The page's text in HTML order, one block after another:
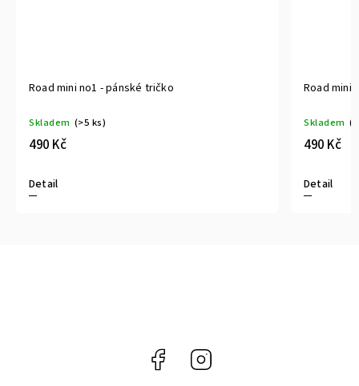
Road mini no1 - pánské tričko
Skladem (>5 ks)
490 Kč
Detail
Road mini
Skladem
490 Kč
Detail
Facebook